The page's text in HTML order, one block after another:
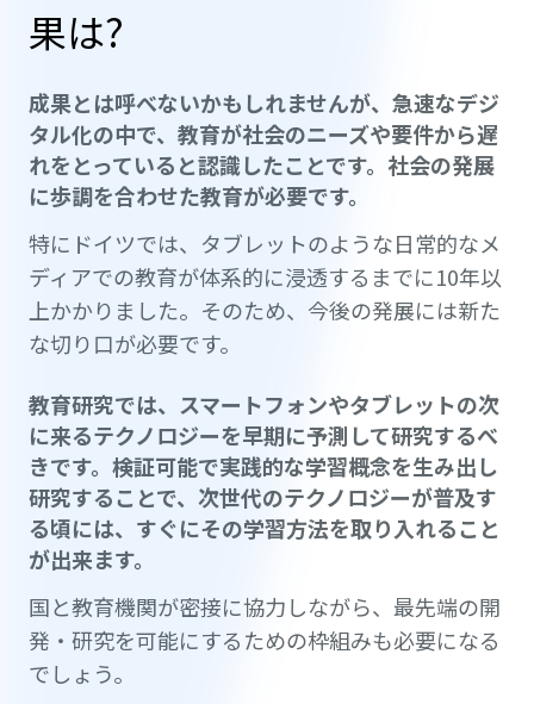
果は?
成果とは呼べないかもしれませんが、急速なデジ
タル化の中で、教育が社会のニーズや要件から遅
れをとっていると認識したことです。社会の発展
に歩調を合わせた教育が必要です。
特にドイツでは、タブレットのような日常的なメ
ディアでの教育が体系的に浸透するまでに10年以
上かかりました。そのため、今後の発展には新た
な切り口が必要です。
教育研究では、スマートフォンやタブレットの次
に来るテクノロジーを早期に予測して研究するべ
きです。検証可能で実践的な学習概念を生み出し
研究することで、次世代のテクノロジーが普及す
る頃には、すぐにその学習方法を取り入れること
が出来ます。
国と教育機関が密接に協力しながら、最先端の開
発・研究を可能にするための枠組みも必要になる
でしょう。